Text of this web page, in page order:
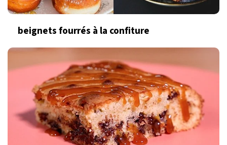
beignets fourrés à la confiture